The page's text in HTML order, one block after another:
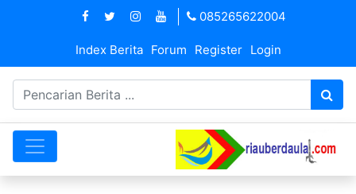
085265622004
Index Berita Forum Register Login